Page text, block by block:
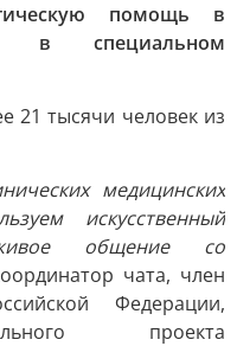
помощь в
в специальном
21 тысячи человек из
медицинских
искусственный
общение со
чата, член
Федерации,
проекта